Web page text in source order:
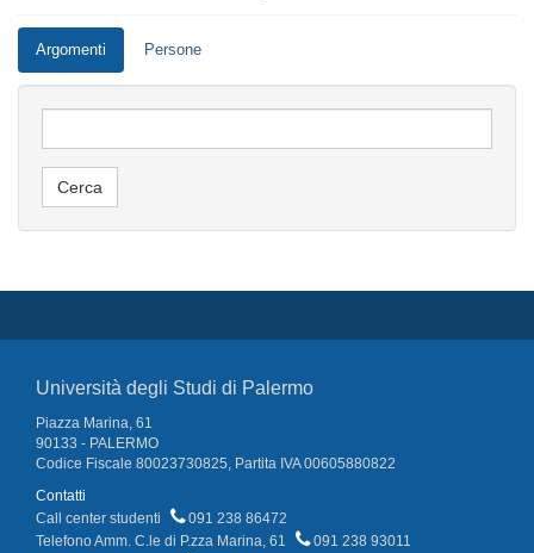
Argomenti Persone
Università degli Studi di Palermo
Piazza Marina, 61
90133 - PALERMO
Codice Fiscale 80023730825, Partita IVA 00605880822
Contatti
Call center studenti
091 238 86472
Telefono Amm. C.le di P.zza Marina, 61
091 238 93011